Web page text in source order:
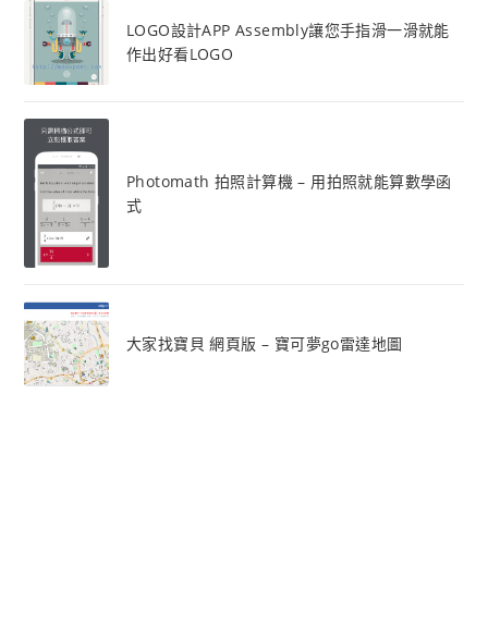
LOGO設計APP Assembly讓您手指滑一滑就能
作出好看LOGO
Photomath 拍照計算機 – 用拍照就能算數學函
式
大家找寶貝 網頁版 – 寶可夢go雷達地圖